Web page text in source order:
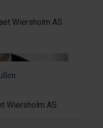
Wiersholm AS
Wiersholm AS